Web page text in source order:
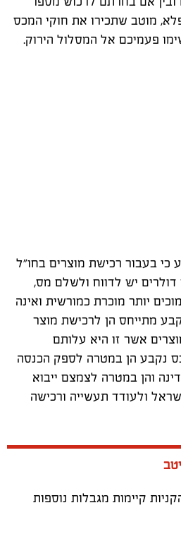
מוטב שתכירו את חוקי המכס
פעמיכם אל המסלול הירוק.
כי בעבור רכישת מוצרים בחו"ל
יש לדווח ולשלם מס,
יותר מוכרת כמורשית ואינה
מתייחס הן לרכישת מוצר
אשר זו היא עלותם
נקבע הן במטרה לספק הכנסה
והן במטרה לצמצם ייבוא
ולעודד תעשייה ורכישה
קיימות מגבלות נוספות